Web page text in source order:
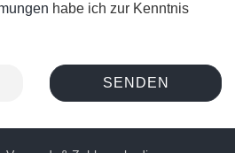
habe ich zur Kenntnis
SENDEN